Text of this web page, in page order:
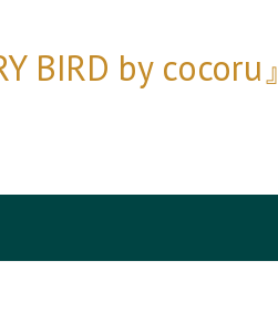
by cocoru』